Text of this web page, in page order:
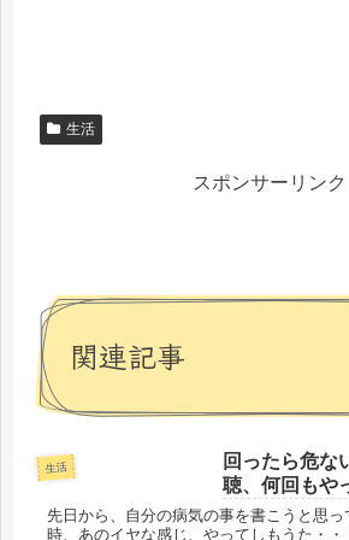
生活
スポンサーリンク
関連記事
生活
回ったら危な
聴、何回もや
先日から、自分の病気の事を書こうと思っ
時、あのイヤな感じ、やってしもうた・